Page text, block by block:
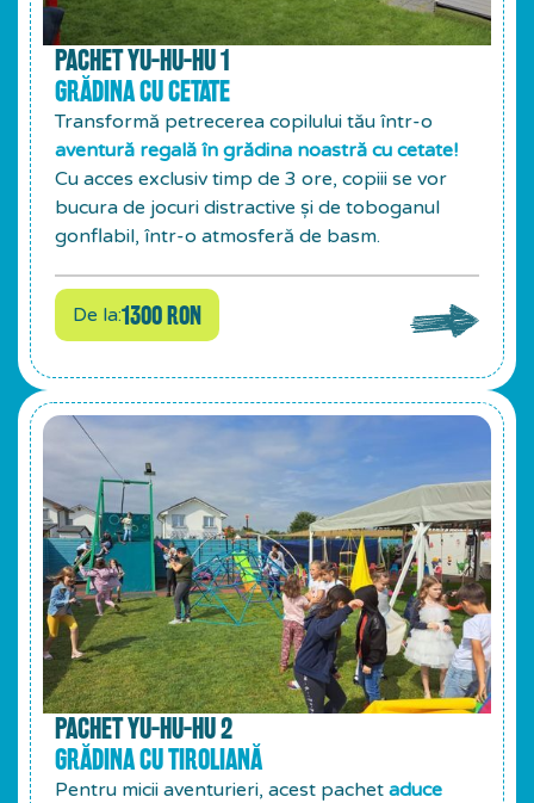
PACHET YU-HU-HU 1
GRĂDINA CU CETATE
Transformă petrecerea copilului tău într-o
aventură regală în grădina noastră cu cetate!
Cu acces exclusiv timp de 3 ore, copiii se vor
bucura de jocuri distractive și de toboganul
gonflabil, într-o atmosferă de basm.
De la:1300 RON
PACHET YU-HU-HU 2
GRĂDINA CU TIROLIANĂ
Pentru micii aventurieri, acest pachet aduce